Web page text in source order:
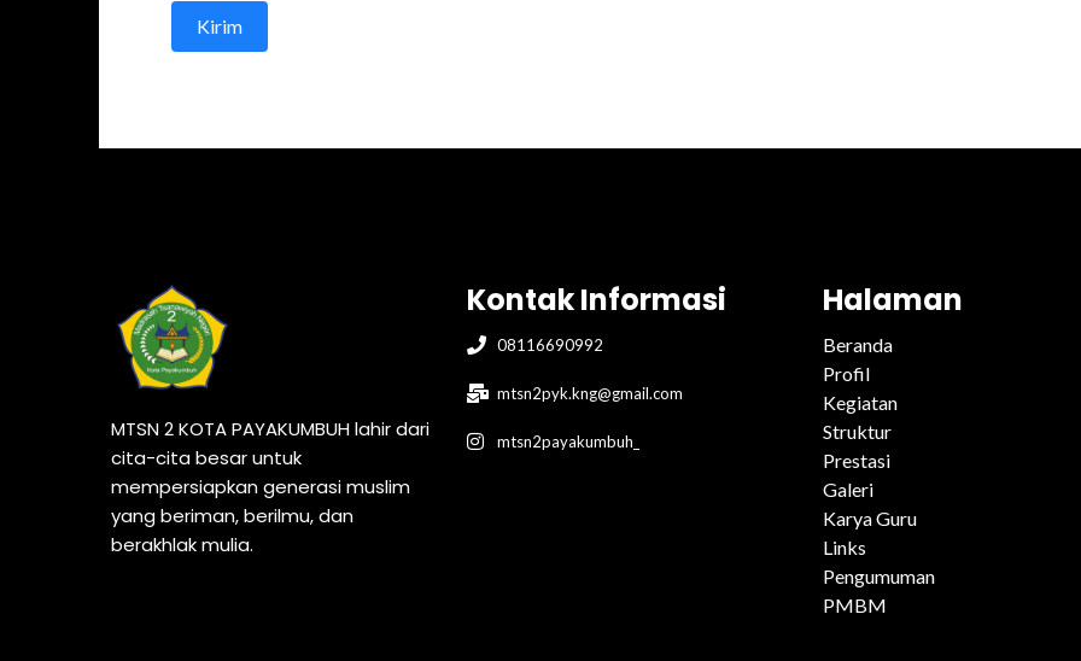
Kirim
MTSN 2 KOTA PAYAKUMBUH lahir dari
cita-cita besar untuk
mempersiapkan generasi muslim
yang beriman, berilmu, dan
berakhlak mulia.
Kontak Informasi
08116690992
mtsn2pyk.kng@gmail.com
mtsn2payakumbuh_
Halaman
Beranda
Profil
Kegiatan
Struktur
Prestasi
Galeri
Karya Guru
Links
Pengumuman
PMBM